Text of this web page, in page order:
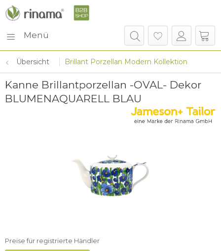
Menü
Übersicht Brillant Porzellan Modern Kollektion
Kanne Brillantporzellan -OVAL- Dekor
BLUMENAQUARELL BLAU
Preise für registrierte Händler